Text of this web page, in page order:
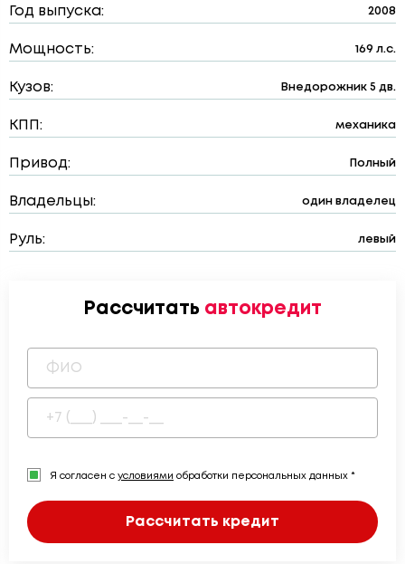
Год выпуска: 2008
Мощность: 169 л.с.
Кузов: Внедорожник 5 дв.
КПП: механика
Привод: Полный
Владельцы: один владелец
Руль: левый
Рассчитать автокредит
Я согласен с условиями обработки персональных данных *
Рассчитать кредит